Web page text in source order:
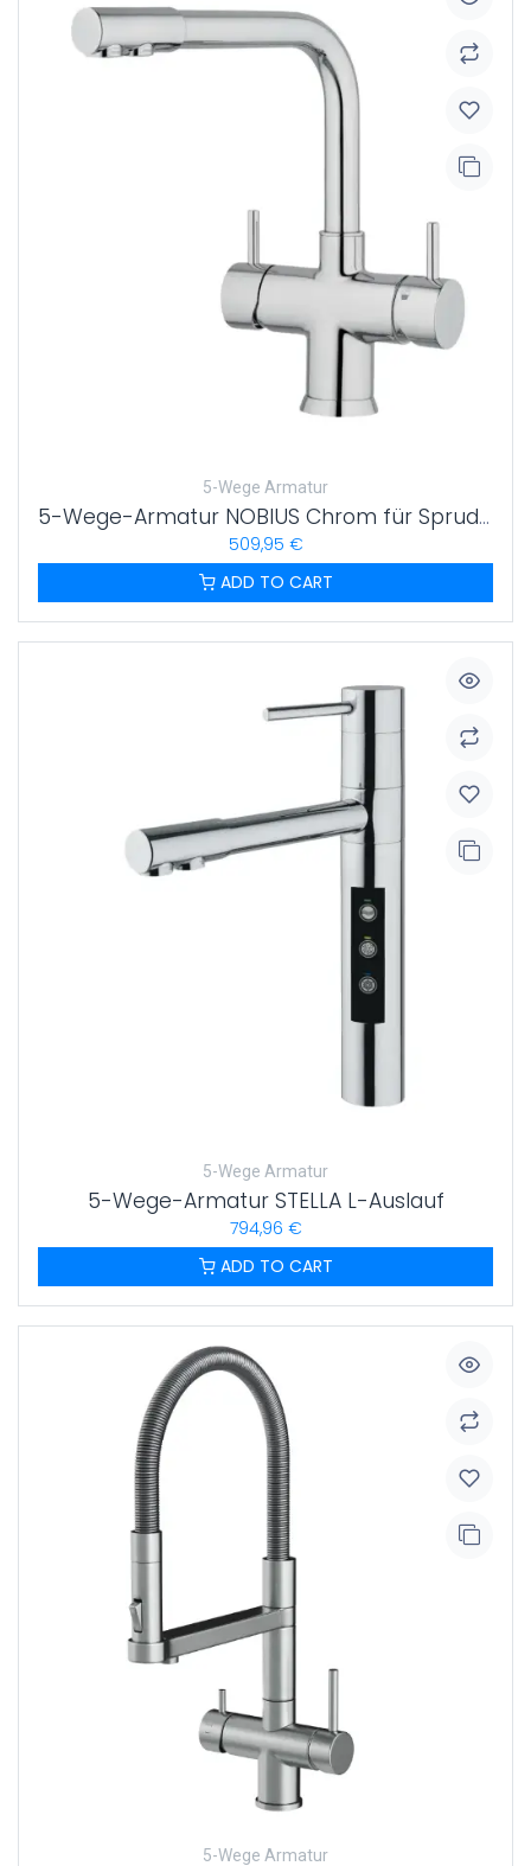
5-Wege Armatur
5-Wege-Armatur NOBIUS Chrom für Sprudelwasser Made in Italy - 26cm
509,95 €
ADD TO CART
5-Wege Armatur
5-Wege-Armatur STELLA L-Auslauf
794,96 €
ADD TO CART
5-Wege Armatur